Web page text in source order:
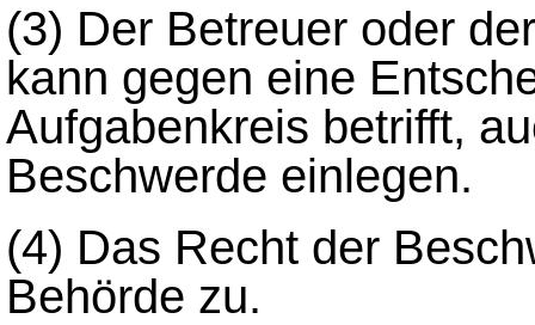
(3) Der Betreuer oder
kann gegen eine
Aufgabenkreis betrifft,
Beschwerde einlegen.
(4) Das Recht der
Behörde zu.